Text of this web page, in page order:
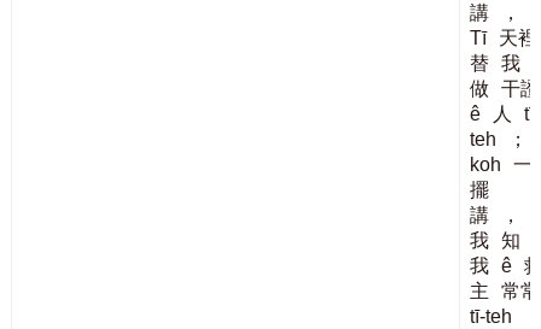
講
，
Tī
天裡
替 我
做 干證
ê
人
tī-
teh
；
koh
一
擺
講
，
我 知
我 ê
主
常常
tī-teh